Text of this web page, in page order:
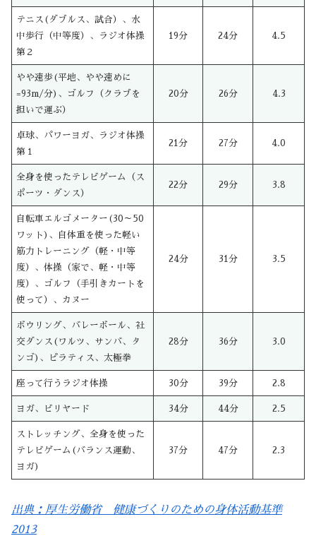
テニス(ダブルス、試合）、水
中歩行（中等度）、ラジオ体操
第２
19分 24分 4.5
やや速歩(平地、やや速めに
=93m/分)、ゴルフ（クラブを
担いで運ぶ）
20分 26分 4.3
卓球、パワーヨガ、ラジオ体操
第１
21分 27分 4.0
全身を使ったテレビゲーム（ス
ポーツ・ダンス）
22分 29分 3.8
自転車エルゴメーター(30～50
ワット)、自体重を使った軽い
筋力トレーニング（軽・中等
度）、体操（家で、軽・中等
度）、ゴルフ（手引きカートを
使って）、カヌー
24分 31分 3.5
ボウリング、バレーボール、社
交ダンス(ワルツ、サンバ、タ
ンゴ)、ピラティス、太極拳
28分 36分 3.0
座って行うラジオ体操 30分 39分 2.8
ヨガ、ビリヤード 34分 44分 2.5
ストレッチング、全身を使った
テレビゲーム(バランス運動、
ヨガ)
37分 47分 2.3
出典：厚生労働省 健康づくりのための身体活動基準
2013